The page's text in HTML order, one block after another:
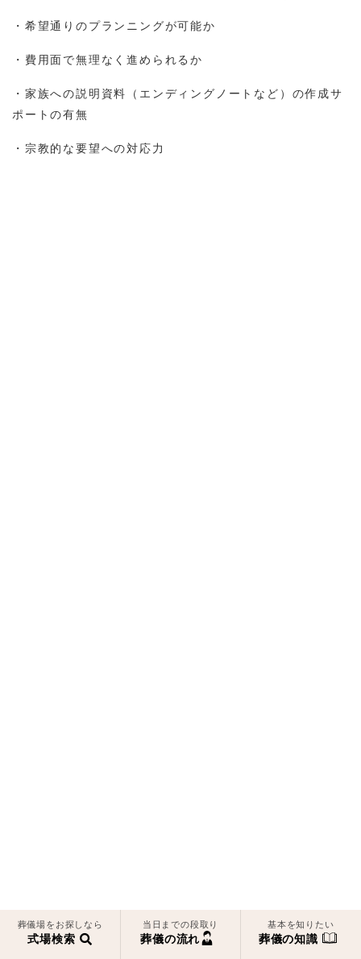
・希望通りのプランニングが可能か
・費用面で無理なく進められるか
・家族への説明資料（エンディングノートなど）の作成サ
ポートの有無
・宗教的な要望への対応力
葬儀場をお探しなら
式場検索
当日までの段取り
葬儀の流れ
基本を知りたい
葬儀の知識